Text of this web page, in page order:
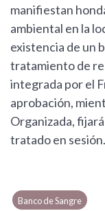
manifiestan
ambiental en la
existencia de un
tratamiento de
integrada por el
aprobación,
Organizada,
tratado en sesión.
Banco de Sangre